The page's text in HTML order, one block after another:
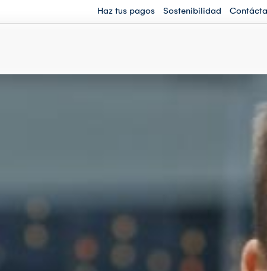
Haz tus pagos Sostenibilidad